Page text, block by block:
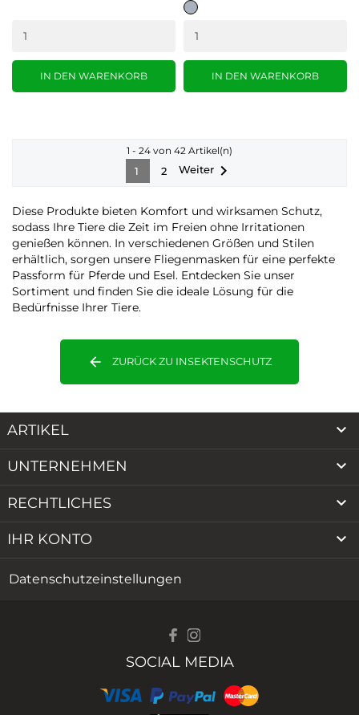
IN DEN WARENKORB
grau
IN DEN WARENKORB
1 - 24 von 42 Artikel(n)
1 2 Weiter 
Diese Produkte bieten Komfort und wirksamen Schutz,
sodass Ihre Tiere die Zeit im Freien ohne Irritationen
genießen können. In verschiedenen Größen und Stilen
erhältlich, sorgen unsere Fliegenmasken für eine perfekte
Passform für Pferde und Esel. Entdecken Sie unser
Sortiment und finden Sie die ideale Lösung für die
Bedürfnisse Ihrer Tiere.
arrow_back ZURÜCK ZU INSEKTENSCHUTZ
ARTIKEL 
UNTERNEHMEN 
RECHTLICHES 
IHR KONTO 
Datenschutzeinstellungen
SOCIAL MEDIA